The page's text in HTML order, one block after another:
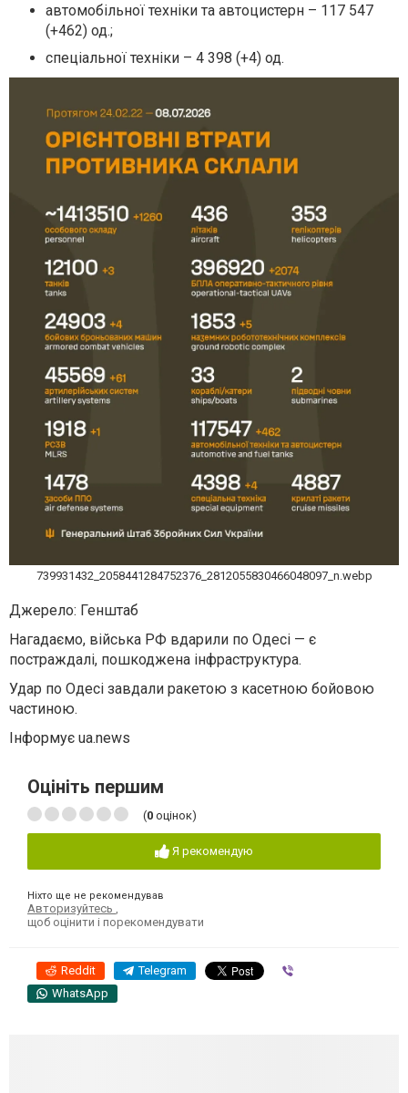
автомобільної техніки та автоцистерн – 117 547
(+462) од.;
спеціальної техніки – 4 398 (+4) од.
739931432_2058441284752376_2812055830466048097_n.webp
Джерело: Генштаб
Нагадаємо, війська РФ вдарили по Одесі — є
постраждалі, пошкоджена інфраструктура.
Удар по Одесі завдали ракетою з касетною бойовою
частиною.
Інформує ua.news
Оцініть першим
(0 оцінок)
Я рекомендую
Ніхто ще не рекомендував
Авторизуйтесь ,
щоб оцінити і порекомендувати
Reddit Telegram
WhatsApp